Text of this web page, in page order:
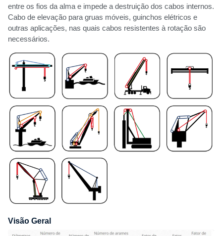
entre os fios da alma e impede a destruição dos cabos internos.
Cabo de elevação para gruas móveis, guinchos elétricos e
outras aplicações, nas quais cabos resistentes à rotação são
necessários.
Visão Geral